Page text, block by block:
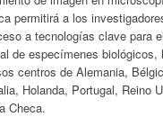
permitirá a los
a tecnologías clave para
de especímenes biológicos,
centros de Alemania,
Holanda, Portugal, Reino
Checa.